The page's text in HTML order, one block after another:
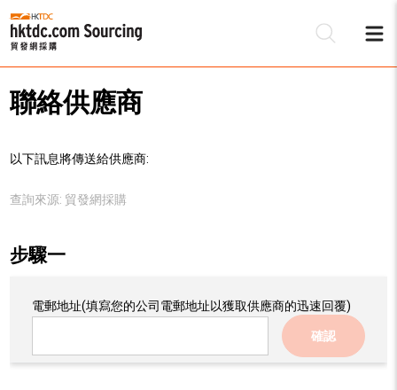
聯絡供應商
以下訊息將傳送給供應商:
查詢來源: 貿發網採購
步驟一
電郵地址(填寫您的公司電郵地址以獲取供應商的迅速回覆)
確認